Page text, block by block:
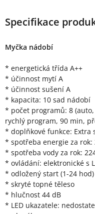
Specifikace
Myčka nádobí
* energetická třída A++
* účinnost mytí A
* účinnost sušení A
* kapacita: 10 sad nádobí
* počet programů: 8
rychlý program, 90 min,
* doplňkové funkce: Extra
* spotřeba energie za rok:
* spotřeba vody za rok:
* ovládání: elektronické s
* odložený start (1-24 hod)
* skryté topné těleso
* hlučnost 44 dB
* LED ukazatele: